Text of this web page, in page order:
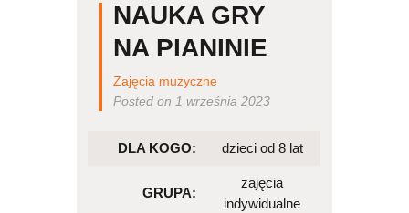
NAUKA GRY
NA PIANINIE
Zajęcia muzyczne
Posted on 1 września 2023
DLA KOGO: dzieci od 8 lat
GRUPA:
zajęcia
indywidualne